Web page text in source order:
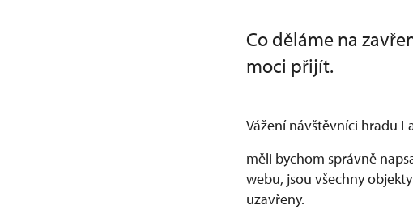
Co děláme na
moci přijít.
Vážení návštěvníci hradu
měli bychom správně
webu, jsou všechny
uzavřeny.